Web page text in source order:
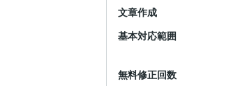
文章作成
基本対応範囲
無料修正回数